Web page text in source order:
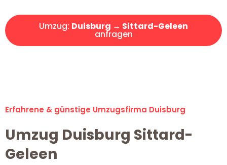
Umzug: Duisburg → Sittard-Geleen
anfragen
Erfahrene & günstige Umzugsfirma Duisburg
Umzug Duisburg Sittard-
Geleen